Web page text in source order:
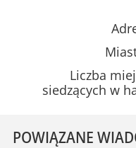
Liczba
siedzących w
POWIĄZANE